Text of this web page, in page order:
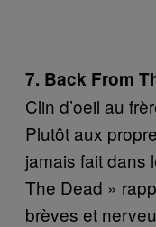
7. Back From
Clin d’oeil au
Plutôt aux
jamais fait dans
The Dead »​​
brèves et